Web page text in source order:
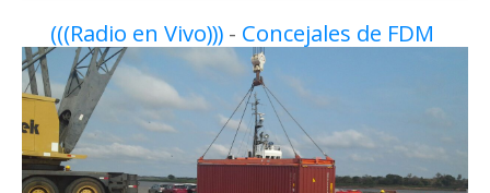
(((Radio en Vivo))) - Concejales de FDM